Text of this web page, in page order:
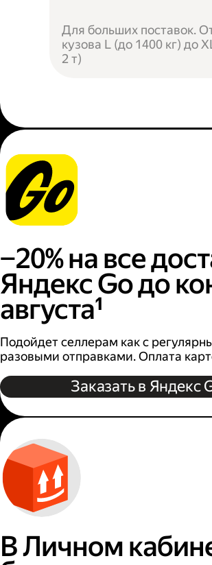
Для больших поставок.
кузова L (до 1400 кг) до
2 т)
−20% на все
Яндекс Go до
августа¹
Подойдет селлерам как с
разовыми отправками. Оплата
Заказать в Яндекс
В Личном